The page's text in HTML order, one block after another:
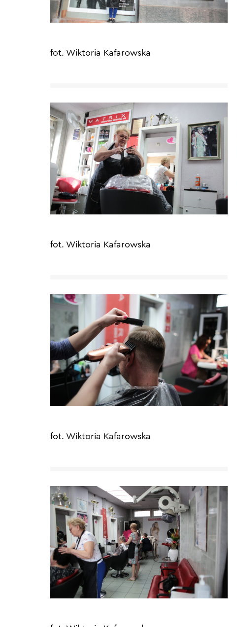
fot. Wiktoria Kafarowska
fot. Wiktoria Kafarowska
fot. Wiktoria Kafarowska